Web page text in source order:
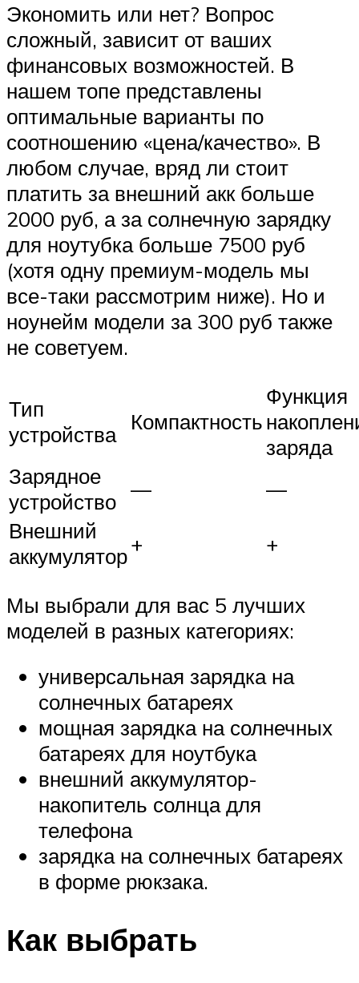
Экономить или нет? Вопрос
сложный, зависит от ваших
финансовых возможностей. В
нашем топе представлены
оптимальные варианты по
соотношению «цена/качество». В
любом случае, вряд ли стоит
платить за внешний акк больше
2000 руб, а за солнечную зарядку
для ноутубка больше 7500 руб
(хотя одну премиум-модель мы
все-таки рассмотрим ниже). Но и
ноунейм модели за 300 руб также
не советуем.
Тип
устройства
Компактность
Функция
заряда
Зарядное
устройство —
—
Внешний
аккумулятор+ +
Мы выбрали для вас 5 лучших
моделей в разных категориях:
универсальная зарядка на
солнечных батареях
мощная зарядка на солнечных
батареях для ноутбука
внешний аккумулятор-
накопитель солнца для
телефона
зарядка на солнечных батареях
в форме рюкзака.
Как выбрать